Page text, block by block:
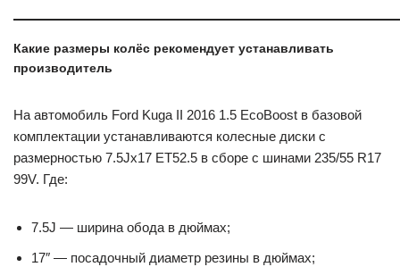
Какие размеры колёс рекомендует устанавливать
производитель
На автомобиль Ford Kuga II 2016 1.5 EcoBoost в базовой
комплектации устанавливаются колесные диски с
размерностью 7.5Jx17 ET52.5 в сборе с шинами 235/55 R17
99V. Где:
7.5J — ширина обода в дюймах;
17″ — посадочный диаметр резины в дюймах;